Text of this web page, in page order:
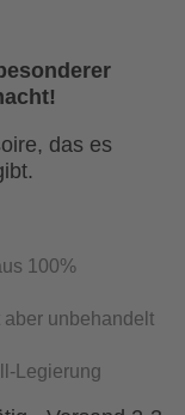
das es
100%
aber unbehandelt
Legierung